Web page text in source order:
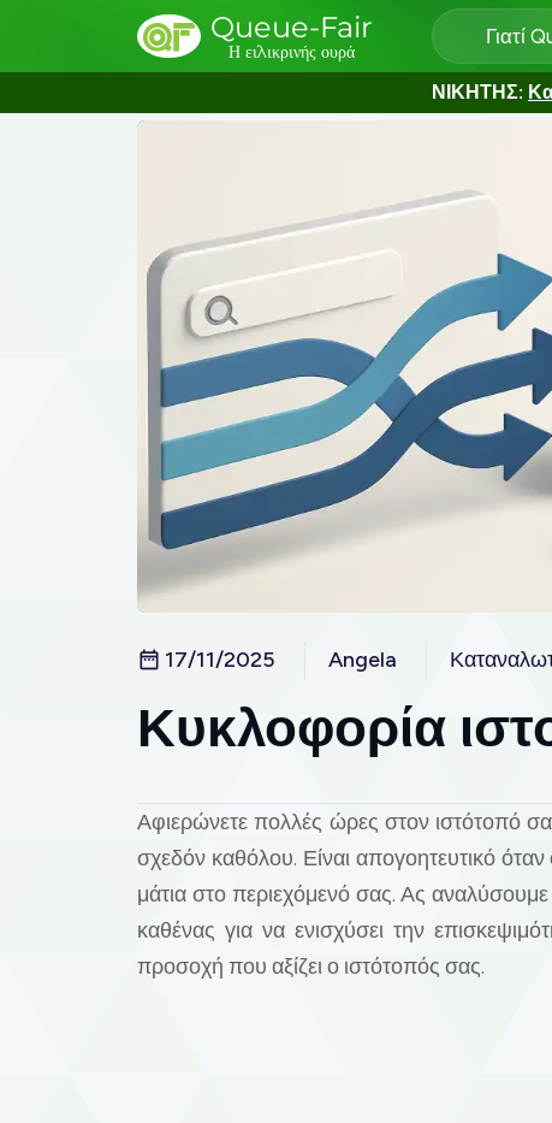
Queue-Fair
Η ειλικρινής ουρά
Γιατί
ΝΙΚΗΤΗΣ:
17/11/2025 Angela
Κυκλοφορία
Αφιερώνετε πολλές ώρες στον ιστότοπό
σχεδόν καθόλου. Είναι απογοητευτικό
μάτια στο περιεχόμενό σας. Ας
καθένας για να ενισχύσει την
προσοχή που αξίζει ο ιστότοπός σας.